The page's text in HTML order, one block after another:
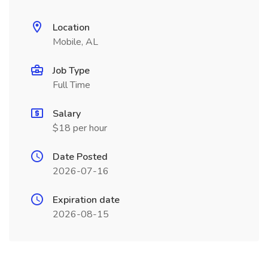
Location
Mobile, AL
Job Type
Full Time
Salary
$18 per hour
Date Posted
2026-07-16
Expiration date
2026-08-15